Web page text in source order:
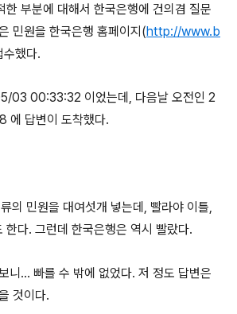
한 부분에 대해서 한국은행에 건의겸 질문
민원을 한국은행 홈페이지(http://www.b
수했다.
03 00:33:32 이었는데, 다음날 오전인 2
답변이 도착했다.
의 민원을 대여섯개 넣는데, 빨라야 이틀,
한다. 그런데 한국은행은 역시 빨랐다.
니... 빠를 수 밖에 없었다. 저 정도 답변은
것이다.